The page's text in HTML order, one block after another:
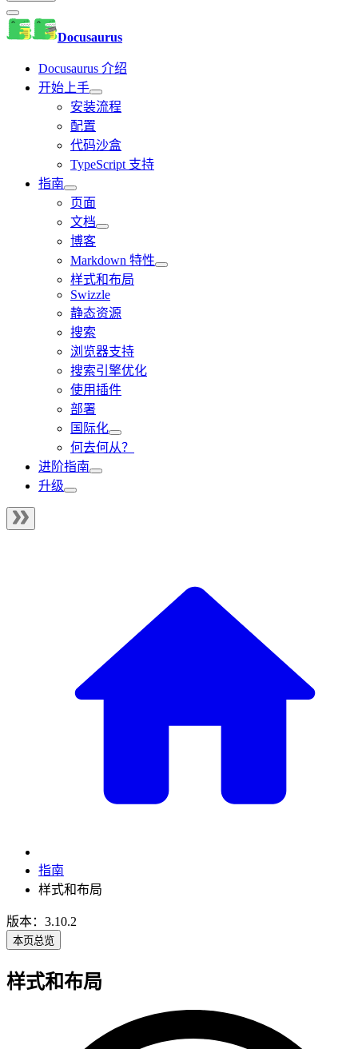
Docusaurus
Docusaurus 介绍
开始上手
安装流程
配置
代码沙盒
TypeScript 支持
指南
页面
文档
博客
Markdown 特性
样式和布局
Swizzle
静态资源
搜索
浏览器支持
搜索引擎优化
使用插件
部署
国际化
何去何从？
进阶指南
升级
指南
样式和布局
版本：3.10.2
本页总览
样式和布局